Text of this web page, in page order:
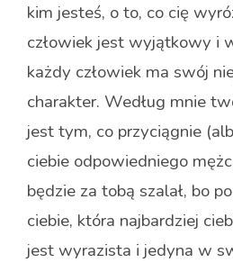
kim jesteś, o to, co cię
człowiek jest wyjątkowy i
każdy człowiek ma swój
charakter. Według mnie
jest tym, co przyciągnie
ciebie odpowiedniego
będzie za tobą szalał, bo
ciebie, która najbardziej
jest wyrazista i jedyna w